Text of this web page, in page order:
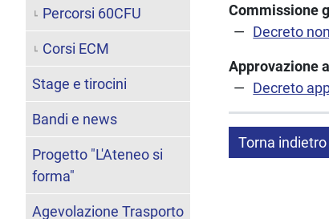
Commissione
Decreto
Approvazione
Decreto
Torna indietro
Percorsi 60CFU
Corsi ECM
Stage e tirocini
Bandi e news
Progetto "L'Ateneo si
forma"
Agevolazione Trasporto